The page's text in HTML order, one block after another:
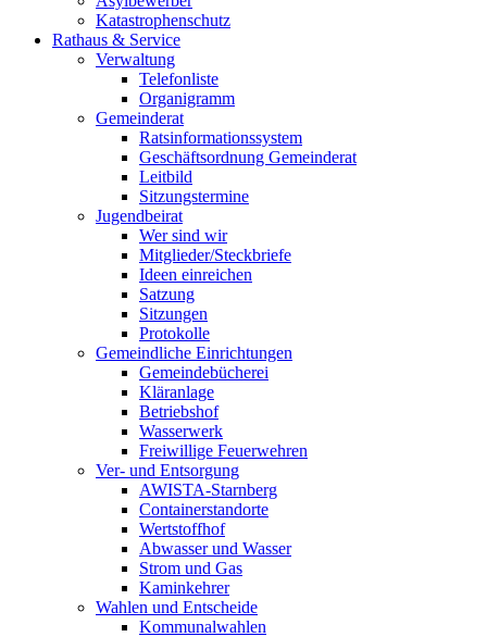
Katastrophenschutz
Rathaus & Service
Verwaltung
Telefonliste
Organigramm
Gemeinderat
Ratsinformationssystem
Geschäftsordnung Gemeinderat
Leitbild
Sitzungstermine
Jugendbeirat
Wer sind wir
Mitglieder/Steckbriefe
Ideen einreichen
Satzung
Sitzungen
Protokolle
Gemeindliche Einrichtungen
Gemeindebücherei
Kläranlage
Betriebshof
Wasserwerk
Freiwillige Feuerwehren
Ver- und Entsorgung
AWISTA-Starnberg
Containerstandorte
Wertstoffhof
Abwasser und Wasser
Strom und Gas
Kaminkehrer
Wahlen und Entscheide
Kommunalwahlen